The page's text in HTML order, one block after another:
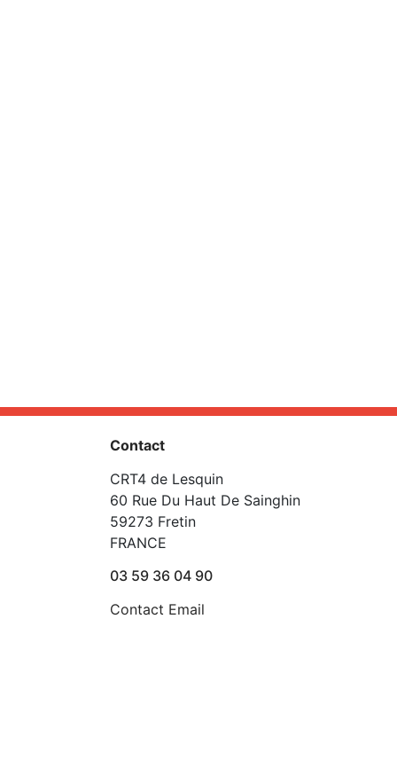
Contact
CRT4 de Lesquin
60 Rue Du Haut De Sainghin
59273 Fretin
FRANCE
03 59 36 04 90
Contact Email